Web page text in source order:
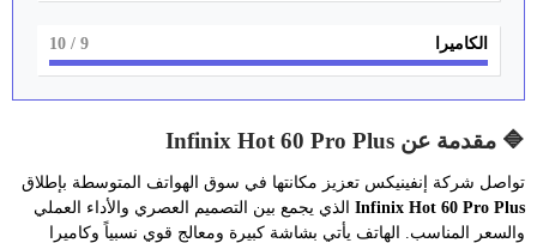
الكاميرا 9
/ 10
🔷 مقدمة عن Infinix Hot 60 Pro Plus
تواصل شركة إنفينيكس تعزيز مكانتها في سوق الهواتف المتوسطة بإطلاق
Infinix Hot 60 Pro Plus الذي يجمع بين التصميم العصري والأداء العملي
والسعر المناسب. الهاتف يأتي بشاشة كبيرة ومعالج قوي نسبياً وكاميرا